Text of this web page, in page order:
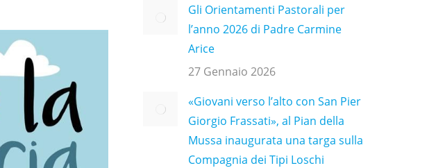
Gli Orientamenti Pastorali per
l’anno 2026 di Padre Carmine
Arice
27 Gennaio 2026
«Giovani verso l’alto con San Pier
Giorgio Frassati», al Pian della
Mussa inaugurata una targa sulla
Compagnia dei Tipi Loschi